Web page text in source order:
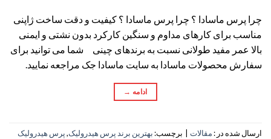
چرا پرس ماسادا ؟ چرا پرس ماسادا ؟ کیفیت و دقت ساخت ژاپنی
مناسب برای کارهای مداوم و سنگین کارکرد بدون نشتی و ایمنی
بالا عمر مفید طولانی نسبت به برندهای چینی شما می توانید برای
سفارش محصولات ماسادا به سایت ماسادا جک مراجعه نمایید.
ادامه →
ارسال شده در : مقالات برچسب: بهترین برند پرس هیدرولیک,پرس هیدرولیک